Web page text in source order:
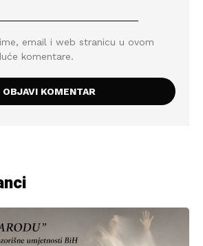
email i web stranicu u ovom
komentare.